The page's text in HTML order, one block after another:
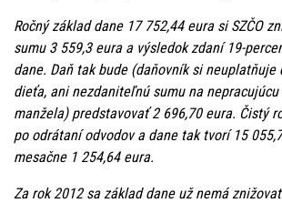
Ročný základ dane 17 752,44 eura si SZČO
sumu 3 559,3 eura a výsledok zdaní 19-
dane. Daň tak bude (daňovník si neuplatňuje
dieťa, ani nezdaniteľnú sumu na nepracujúcu
manžela) predstavovať 2 696,70 eura. Čistý
po odrátaní odvodov a dane tak tvorí 15
mesačne 1 254,64 eura.
Za rok 2012 sa základ dane už nemá